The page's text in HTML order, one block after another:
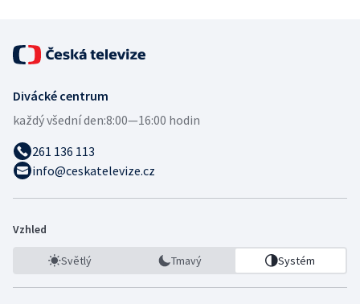
Divácké centrum
každý všední den:8:00—16:00 hodin
261 136 113
info@ceskatelevize.cz
Vzhled
Světlý Tmavý Systém